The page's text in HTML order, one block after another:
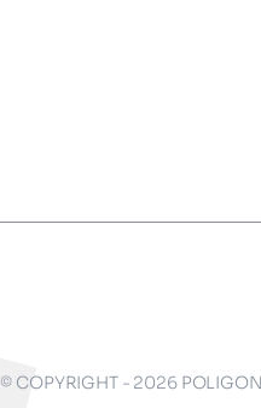
© COPYRIGHT - 2026